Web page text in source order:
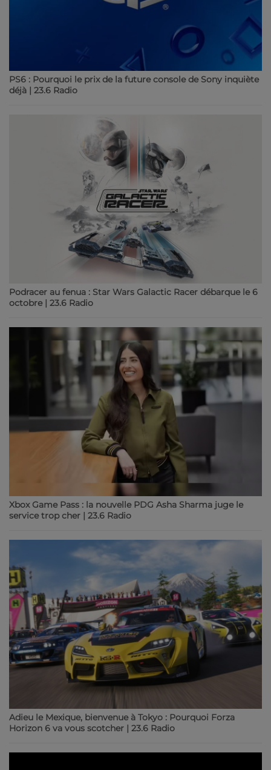
PS6 : Pourquoi le prix de la future console de Sony inquiète
déjà | 23.6 Radio
Podracer au fenua : Star Wars Galactic Racer débarque le 6
octobre | 23.6 Radio
Xbox Game Pass : la nouvelle PDG Asha Sharma juge le
service trop cher | 23.6 Radio
Adieu le Mexique, bienvenue à Tokyo : Pourquoi Forza
Horizon 6 va vous scotcher | 23.6 Radio